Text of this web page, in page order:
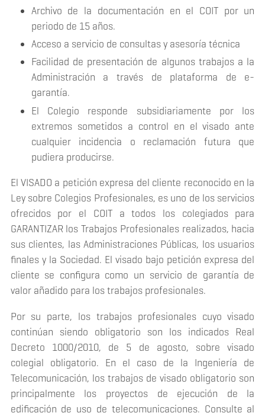
Archivo de la documentación en el COIT por un
periodo de 15 años.
Acceso a servicio de consultas y asesoría técnica
Facilidad de presentación de algunos trabajos a la
Administración a través de plataforma de e-
garantía.
El Colegio responde subsidiariamente por los
extremos sometidos a control en el visado ante
cualquier incidencia o reclamación futura que
pudiera producirse.
El VISADO a petición expresa del cliente reconocido en la
Ley sobre Colegios Profesionales, es uno de los servicios
ofrecidos por el COIT a todos los colegiados para
GARANTIZAR los Trabajos Profesionales realizados, hacia
sus clientes, las Administraciones Públicas, los usuarios
finales y la Sociedad. El visado bajo petición expresa del
cliente se configura como un servicio de garantía de
valor añadido para los trabajos profesionales.
Por su parte, los trabajos profesionales cuyo visado
continúan siendo obligatorio son los indicados Real
Decreto 1000/2010, de 5 de agosto, sobre visado
colegial obligatorio. En el caso de la Ingeniería de
Telecomunicación, los trabajos de visado obligatorio son
principalmente los proyectos de ejecución de la
edificación de uso de telecomunicaciones. Consulte al